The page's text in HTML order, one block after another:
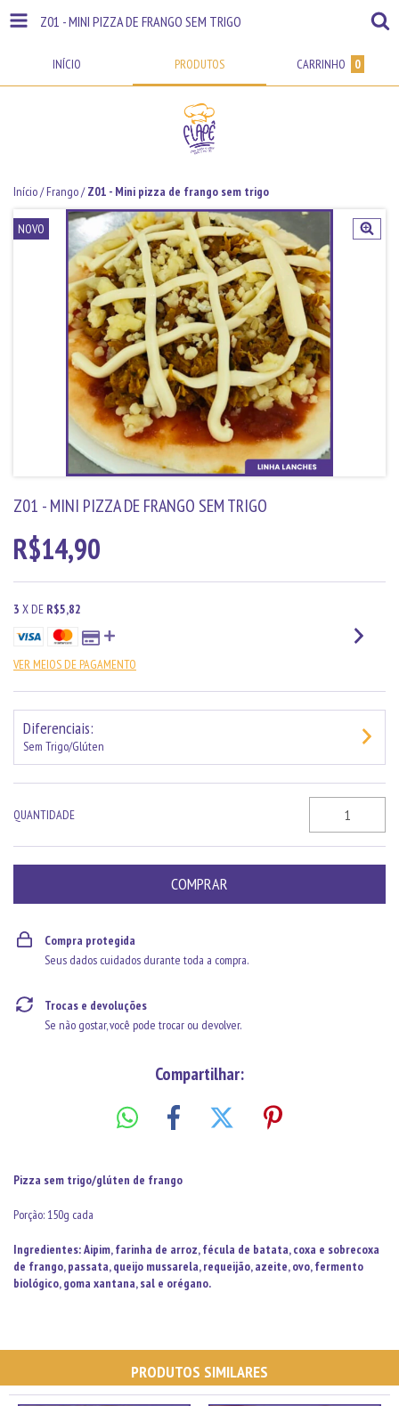
Z01 - MINI PIZZA DE FRANGO SEM TRIGO
INÍCIO PRODUTOS CARRINHO 0
Início/ Frango/ Z01 - Mini pizza de frango sem trigo
NOVO
Z01 - MINI PIZZA DE FRANGO SEM TRIGO
R$14,90
3 X DE R$5,82
VER MEIOS DE PAGAMENTO
Diferenciais:
Sem Trigo/Glúten
QUANTIDADE
Compra protegida
Seus dados cuidados durante toda a compra.
Trocas e devoluções
Se não gostar, você pode trocar ou devolver.
Compartilhar:
Pizza sem trigo/glúten de frango
Porção: 150g cada
Ingredientes: Aipim, farinha de arroz,fécula de batata, coxa e sobrecoxa
de frango, passata, queijo mussarela, requeijão, azeite, ovo,fermento
biológico, goma xantana, sal e orégano.
PRODUTOS SIMILARES